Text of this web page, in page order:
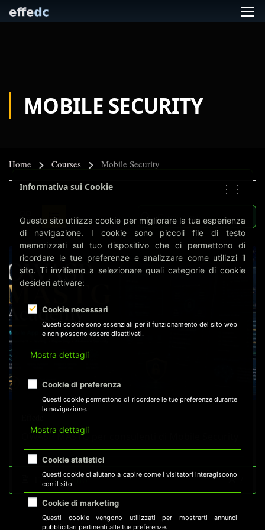
MOBILE SECURITY
Home Courses Mobile Security
OWASP MASTG per consulenti di Mobile Security
17 Gratuito
Informativa sui Cookie ⋮⋮
Questo sito utilizza cookie per migliorare la tua esperienza
di navigazione. I cookie sono piccoli file di testo
memorizzati sul tuo dispositivo che ci permettono di
ricordare le tue preferenze e analizzare come utilizzi il
sito. Ti invitiamo a selezionare quali categorie di cookie
desideri attivare:
Cookie necessari
Questi cookie sono essenziali per il funzionamento del sito web
e non possono essere disattivati.
Mostra dettagli
Cookie di preferenza
Questi cookie permettono di ricordare le tue preferenze durante
la navigazione.
Mostra dettagli
Cookie statistici
Questi cookie ci aiutano a capire come i visitatori interagiscono
con il sito.
Cookie di marketing
Questi cookie vengono utilizzati per mostrarti annunci
pubblicitari pertinenti alle tue preferenze.